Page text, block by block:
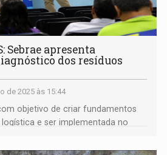
Sebrae apresenta
dos resíduos
de 2025 às 15:44
objetivo de criar fundamentos
e ser implementada no